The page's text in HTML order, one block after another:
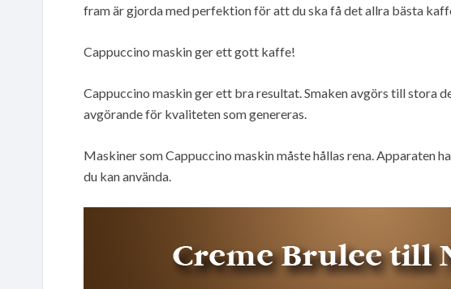
fram är gjorda med perfektion för att du ska få det allra bästa
Cappuccino maskin ger ett gott kaffe!
Cappuccino maskin ger ett bra resultat. Smaken avgörs till stora
avgörande för kvaliteten som genereras.
Maskiner som Cappuccino maskin måste hållas rena. Apparaten
du kan använda.